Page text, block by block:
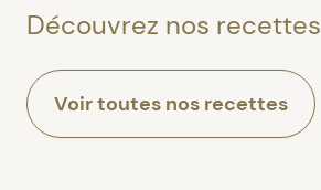
Découvrez nos recettes
Voir toutes nos recettes